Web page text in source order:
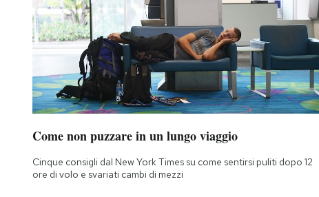
Come non puzzare in un lungo viaggio
Cinque consigli dal New York Times su come sentirsi puliti dopo 12
ore di volo e svariati cambi di mezzi